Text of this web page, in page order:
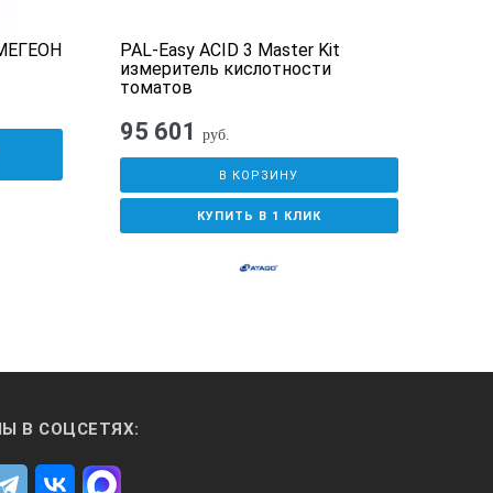
PAL-Easy ACID 3 Master Kit
измеритель кислотности
томатов
95 601 руб.
В КОРЗИНУ
КУПИТЬ В 1 КЛИК
В СОЦСЕТЯХ: